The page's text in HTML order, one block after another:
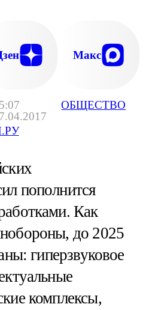
ОБЩЕСТВО
Макс
пополнится
Как
до 2025
гиперзвуковое
комплексы,